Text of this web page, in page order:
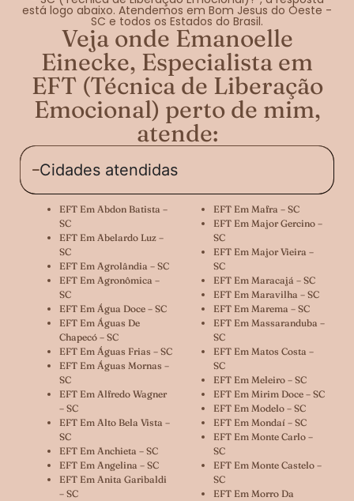
está logo abaixo. Atendemos em Bom Jesus do Oeste -
SC e todos os Estados do Brasil.
Veja onde Emanoelle
Einecke, Especialista em
EFT (Técnica de Liberação
Emocional) perto de mim,
atende:
Cidades atendidas
EFT Em Abdon Batista –
SC
EFT Em Abelardo Luz –
SC
EFT Em Agrolândia – SC
EFT Em Agronômica –
SC
EFT Em Água Doce – SC
EFT Em Águas De
Chapecó – SC
EFT Em Águas Frias – SC
EFT Em Águas Mornas –
SC
EFT Em Alfredo Wagner
– SC
EFT Em Alto Bela Vista –
SC
EFT Em Anchieta – SC
EFT Em Angelina – SC
EFT Em Anita Garibaldi
– SC
EFT Em Mafra – SC
EFT Em Major Gercino –
SC
EFT Em Major Vieira –
SC
EFT Em Maracajá – SC
EFT Em Maravilha – SC
EFT Em Marema – SC
EFT Em Massaranduba –
SC
EFT Em Matos Costa –
SC
EFT Em Meleiro – SC
EFT Em Mirim Doce – SC
EFT Em Modelo – SC
EFT Em Mondaí – SC
EFT Em Monte Carlo –
SC
EFT Em Monte Castelo –
SC
EFT Em Morro Da